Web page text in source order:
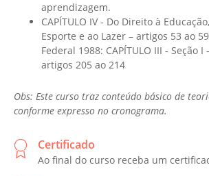
aprendizagem.
CAPÍTULO IV - Do Direito à
Esporte e ao Lazer – artigos 53 ao
Federal 1988: CAPÍTULO III - Seção I
artigos 205 ao 214
Obs: Este curso traz conteúdo básico de
conforme expresso no cronograma.
Certificado
Ao final do curso receba um